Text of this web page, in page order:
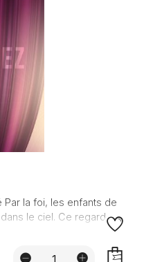
la foi, les enfants de
le ciel. Ce regard...